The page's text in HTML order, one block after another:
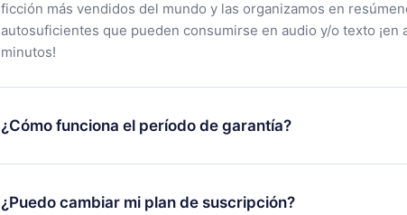
ficción más vendidos del mundo y las organizamos en
autosuficientes que pueden consumirse en audio y/o texto ¡en
minutos!
¿Cómo funciona el período de garantía?
Puedes descargar nuestra aplicación y comenzar a disfrutar
alguna razón no estás satisfecho con nuestra plataforma,
¿Puedo cambiar mi plan de suscripción?